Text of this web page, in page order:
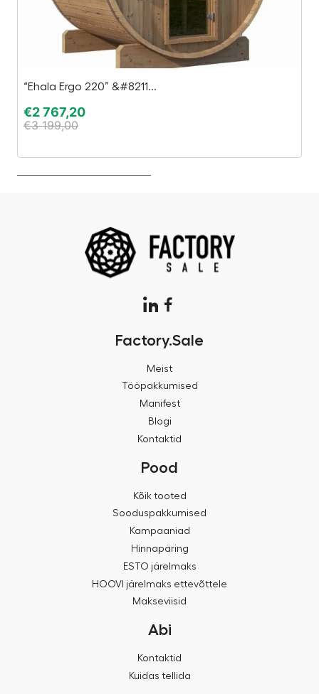
“Ehala Ergo 220” &#8211...
€2 767,20
€3 199,00
Factory.Sale
Meist
Tööpakkumised
Manifest
Blogi
Kontaktid
Pood
Kõik tooted
Sooduspakkumised
Kampaaniad
Hinnapäring
ESTO järelmaks
HOOVI järelmaks ettevõttele
Makseviisid
Abi
Kontaktid
Kuidas tellida